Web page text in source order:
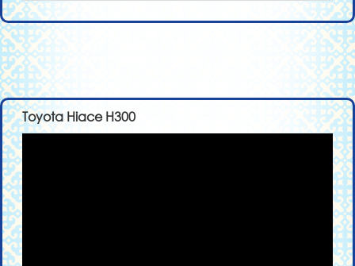
Toyota Hiace H300